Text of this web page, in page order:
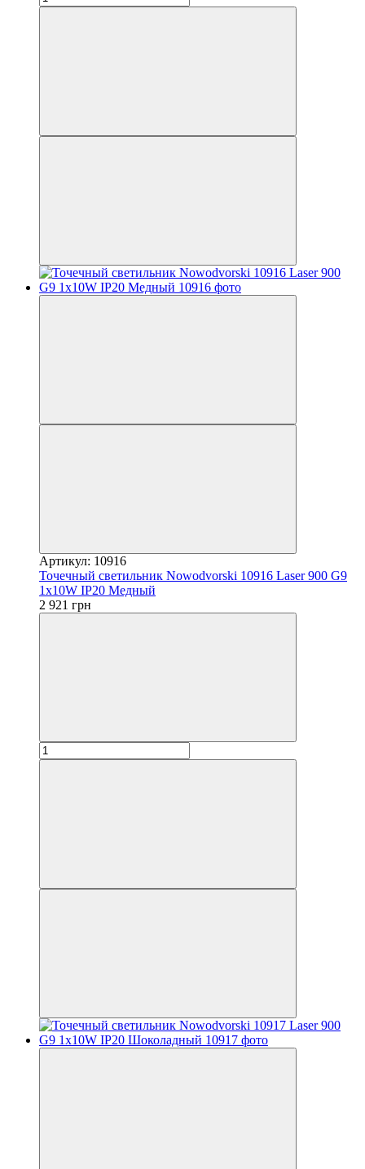
Артикул: 10916
Точечный светильник Nowodvorski 10916 Laser 900 G9
1x10W IP20 Медный
2 921 грн